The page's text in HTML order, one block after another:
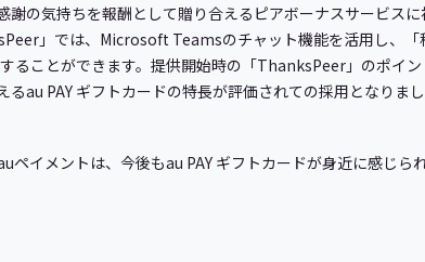
の気持ちを報酬として贈り合えるピアボーナスサービスに
」では、Microsoft Teamsのチャット機能を活用し、
ることができます。提供開始時の「ThanksPeer」のポイ
au PAY ギフトカードの特長が評価されての採用となりまし
ペイメントは、今後もau PAY ギフトカードが身近に感じ